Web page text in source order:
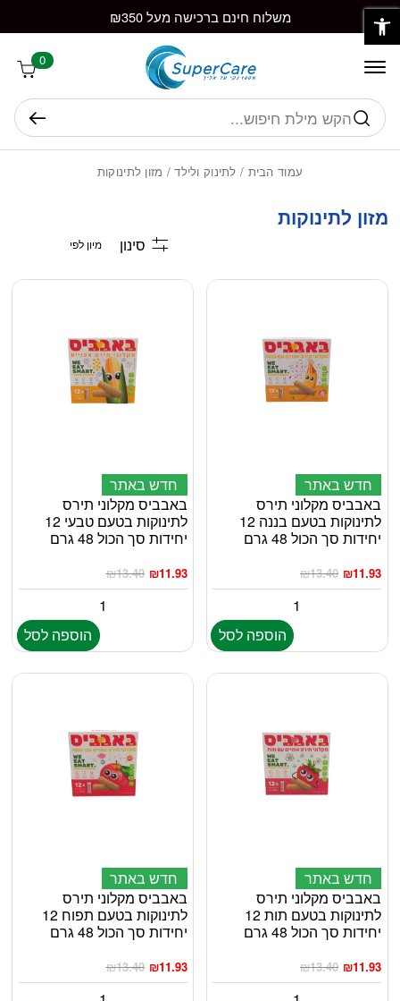
Skip to Content משלוח חינם ברכישה מעל ₪350
0
חיפוש
עמוד הבית / לתינוק ולילד/ מזון לתינוקות
מזון לתינוקות
סינון
חדש באתר
באבביס מקלוני תירס
לתינוקות בטעם בננה 12
יחידות סך הכול 48 גרם
₪13.40 ₪11.93
הוספה לסל
חדש באתר
באבביס מקלוני תירס
לתינוקות בטעם טבעי 12
יחידות סך הכול 48 גרם
₪13.40 ₪11.93
הוספה לסל
חדש באתר
באבביס מקלוני תירס
לתינוקות בטעם תות 12
יחידות סך הכול 48 גרם
₪13.40 ₪11.93
חדש באתר
באבביס מקלוני תירס
לתינוקות בטעם תפוח 12
יחידות סך הכול 48 גרם
₪13.40 ₪11.93
בחזרה למעלה
פתח סרגל נגישות